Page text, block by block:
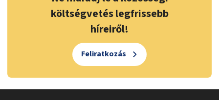
költségvetés legfrissebb
híreiről!
Feliratkozás